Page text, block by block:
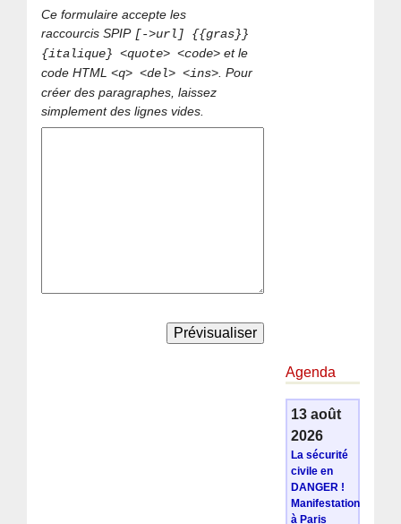
Ce formulaire accepte les
raccourcis SPIP [->url] {{gras}}
{italique} <quote> <code> et le
code HTML<q> <del> <ins> . Pour
créer des paragraphes, laissez
simplement des lignes vides.
Agenda
13 août
2026
La sécurité
civile en
DANGER !
Manifestation
à Paris